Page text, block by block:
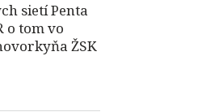
sietí Penta
o tom vo
ŽSK